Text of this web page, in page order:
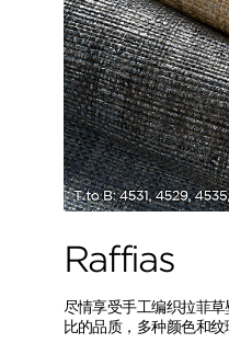
Raffias
尽情享受手工编织拉菲
比的品质，多种颜色和纹